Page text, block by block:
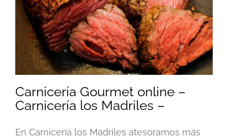
Carnicería Gourmet online –
Carnicería los Madriles –
En Carnicería los Madriles atesoramos más